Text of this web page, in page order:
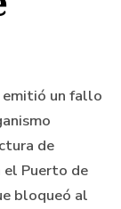
emitió un fallo
de
el Puerto de
bloqueó al